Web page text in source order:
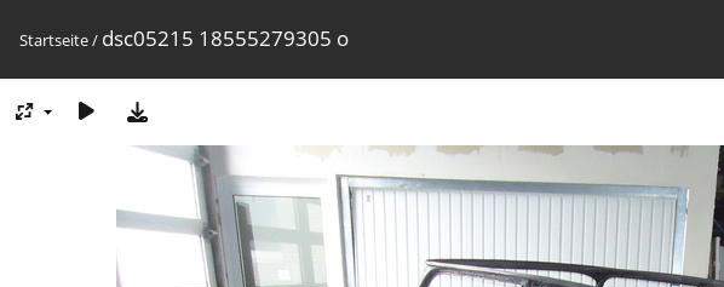
Startseite/ dsc05215 18555279305 o